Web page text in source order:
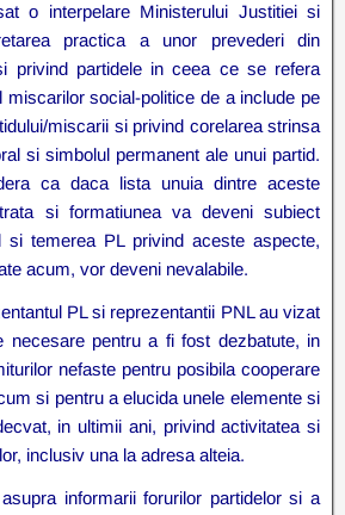
o interpelare Ministerului Justitiei si
practica a unor prevederi din
privind partidele in ceea ce se refera
miscarilor social-politice de a include pe
miscarii si privind corelarea strinsa
si simbolul permanent ale unui partid.
ca daca lista unuia dintre aceste
si formatiunea va deveni subiect
si temerea PL privind aceste aspecte,
acum, vor deveni nevalabile.
PL si reprezentantii PNL au vizat
necesare pentru a fi fost dezbatute, in
nefaste pentru posibila cooperare
si pentru a elucida unele elemente si
in ultimii ani, privind activitatea si
inclusiv una la adresa alteia.
informarii forurilor partidelor si a